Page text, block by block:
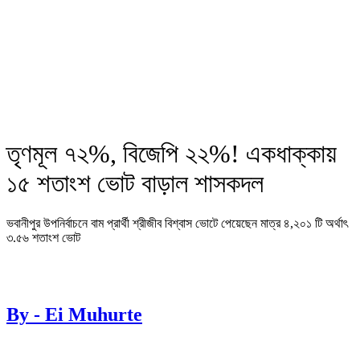
তৃণমূল ৭২%, বিজেপি ২২%! একধাক্কায়
১৫ শতাংশ ভোট বাড়াল শাসকদল
ভবানীপুর উপনির্বাচনে বাম প্রার্থী শ্রীজীব বিশ্বাস ভোটে পেয়েছেন মাত্র ৪,২০১ টি অর্থাৎ
৩.৫৬ শতাংশ ভোট
By - Ei Muhurte